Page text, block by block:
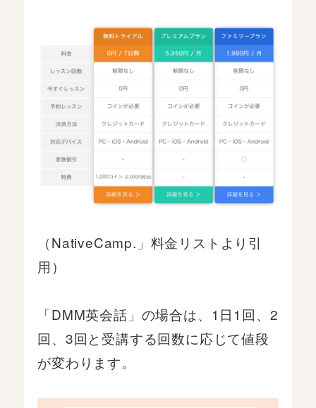
（NativeCamp.」料金リストより引
用）
「DMM英会話」の場合は、1日1回、2
回、3回と受講する回数に応じて値段
が変わります。